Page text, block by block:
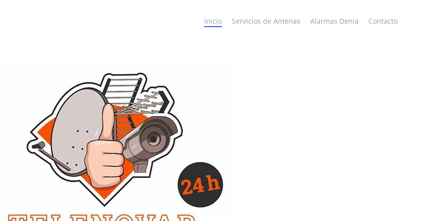
Inicio Servicios de Antenas Alarmas Denia Contacto